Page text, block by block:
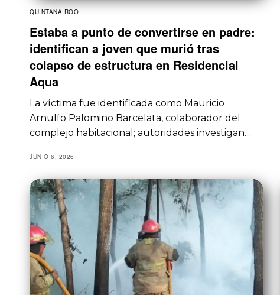
QUINTANA ROO
Estaba a punto de convertirse en padre:
identifican a joven que murió tras
colapso de estructura en Residencial
Aqua
La víctima fue identificada como Mauricio
Arnulfo Palomino Barcelata, colaborador del
complejo habitacional; autoridades investigan…
JUNIO 6, 2026